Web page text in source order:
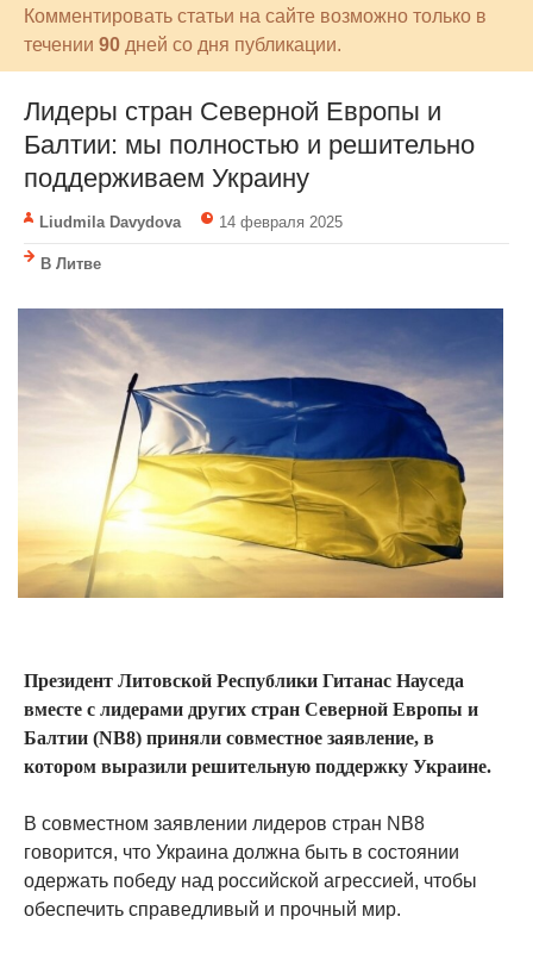
Комментировать статьи на сайте возможно только в
течении 90 дней со дня публикации.
Лидеры стран Северной Европы и
Балтии: мы полностью и решительно
поддерживаем Украину
Liudmila Davydova 14 февраля 2025
В Литве
Президент Литовской Республики Гитанас Науседа
вместе с лидерами других стран Северной Европы и
Балтии (NB8) приняли совместное заявление, в
котором выразили решительную поддержку Украине.
В совместном заявлении лидеров стран NB8
говорится, что Украина должна быть в состоянии
одержать победу над российской агрессией, чтобы
обеспечить справедливый и прочный мир.